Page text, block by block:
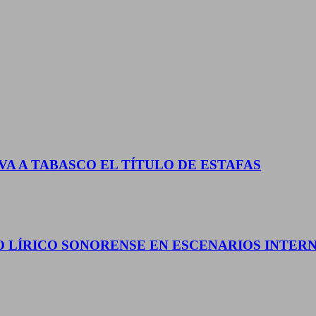
A TABASCO EL TÍTULO DE ESTAFAS
SONORENSE EN ESCENARIOS